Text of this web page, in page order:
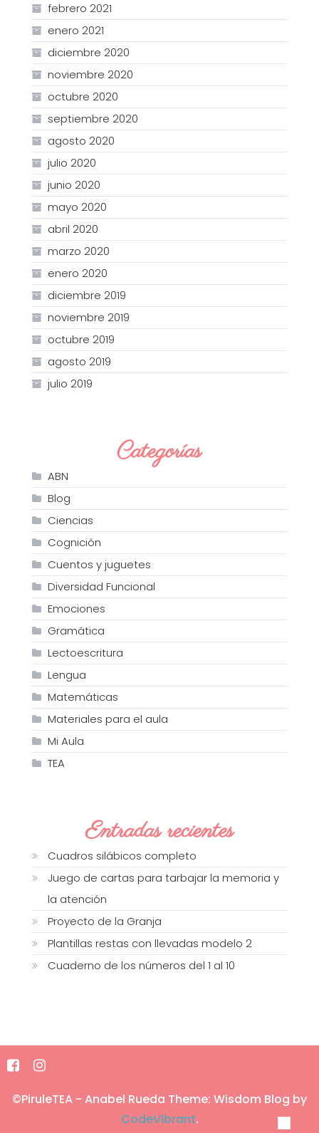
febrero 2021
enero 2021
diciembre 2020
noviembre 2020
octubre 2020
septiembre 2020
agosto 2020
julio 2020
junio 2020
mayo 2020
abril 2020
marzo 2020
enero 2020
diciembre 2019
noviembre 2019
octubre 2019
agosto 2019
julio 2019
Categorías
ABN
Blog
Ciencias
Cognición
Cuentos y juguetes
Diversidad Funcional
Emociones
Gramática
Lectoescritura
Lengua
Matemáticas
Materiales para el aula
Mi Aula
TEA
Entradas recientes
Cuadros silábicos completo
Juego de cartas para tarbajar la memoria y
la atención
Proyecto de la Granja
Plantillas restas con llevadas modelo 2
Cuaderno de los números del 1 al 10
©PiruleTEA - Anabel Rueda Theme: Wisdom Blog by
CodeVibrant.